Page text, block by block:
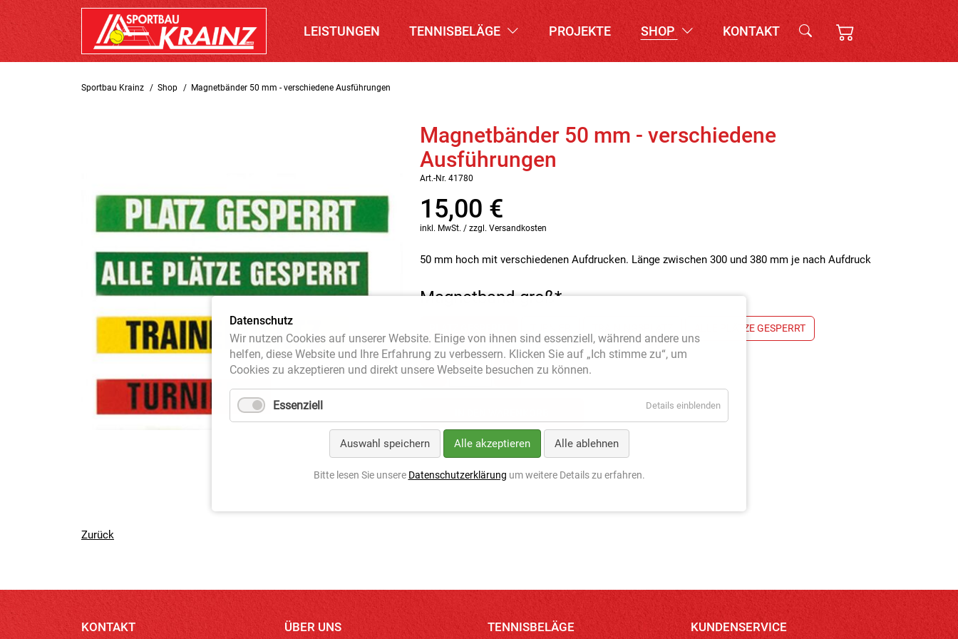
LEISTUNGEN TENNISBELÄGE PROJEKTE SHOP KONTAKT
Sportbau Krainz Shop Magnetbänder 50 mm - verschiedene Ausführungen
Magnetbänder 50 mm - verschiedene
Ausführungen
Art.-Nr. 41780
15,00 €
inkl. MwSt. / zzgl. Versandkosten
50 mm hoch mit verschiedenen Aufdrucken. Länge zwischen 300 und 380 mm je nach Aufdruck
Magnetband groß*
ALLE PLÄTZE GESPERRT
Zurück
KONTAKT ÜBER UNS TENNISBELÄGE KUNDENSERVICE
Datenschutz
Wir nutzen Cookies auf unserer Website. Einige von ihnen sind essenziell, während andere uns
helfen, diese Website und Ihre Erfahrung zu verbessern. Klicken Sie auf „Ich stimme zu“, um
Cookies zu akzeptieren und direkt unsere Webseite besuchen zu können.
Essenziell Details einblenden
Auswahl speichern Alle akzeptieren Alle ablehnen
Bitte lesen Sie unsere Datenschutzerklärung um weitere Details zu erfahren.